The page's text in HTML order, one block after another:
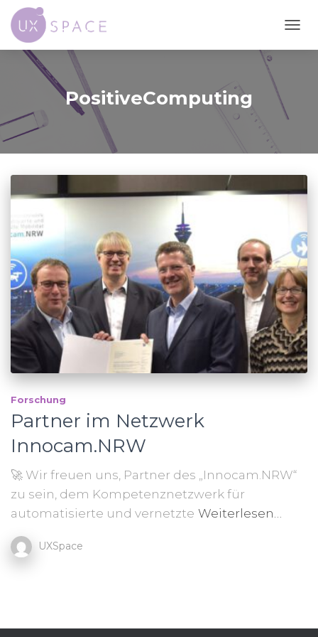
PositiveComputing
Forschung
Partner im Netzwerk
Innocam.NRW
🚀 Wir freuen uns, Partner des „Innocam.NRW“
zu sein, dem Kompetenznetzwerk für
automatisierte und vernetzte Weiterlesen…
UXSpace